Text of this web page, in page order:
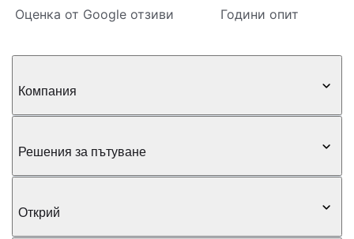
Оценка от Google отзиви Години опит
Компания
Решения за пътуване
Открий